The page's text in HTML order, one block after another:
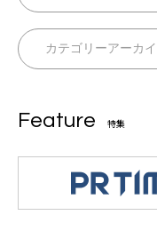
Feature 特集